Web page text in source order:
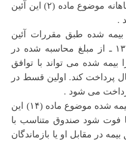
درصد مبلغ مأخذ درآمد ماهانه موضوع ماده (۲) این آئین
.
بیمه شده طبق مقررات آئین
نامه تعاون ـ مصوب ۱۳۴۱ ـ از مبلغ محاسبه شده در
شده می تواند با توافق
پرداخت کند. اولین قسط در
می شود .
ماده ۱۶- در صورتی که بیمه شده موضوع ماده (۱۴) این
یا فوت شود صندوق متناسب با
در مقابل او یا بازماندگان